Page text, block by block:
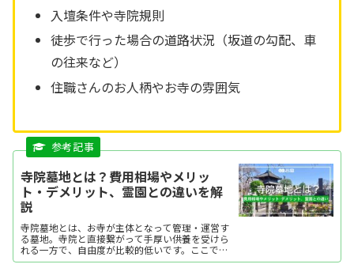
入壇条件や寺院規則
徒歩で行った場合の道路状況（坂道の勾配、車
の往来など）
住職さんのお人柄やお寺の雰囲気
寺院墓地とは？費用相場やメリッ
ト・デメリット、霊園との違いを解
説
寺院墓地とは、お寺が主体となって管理・運営す
る墓地。寺院と直接繋がって手厚い供養を受けら
れる一方で、自由度が比較的低いです。ここでは
寺院墓地の特徴や費用相場、メリット・デメリッ